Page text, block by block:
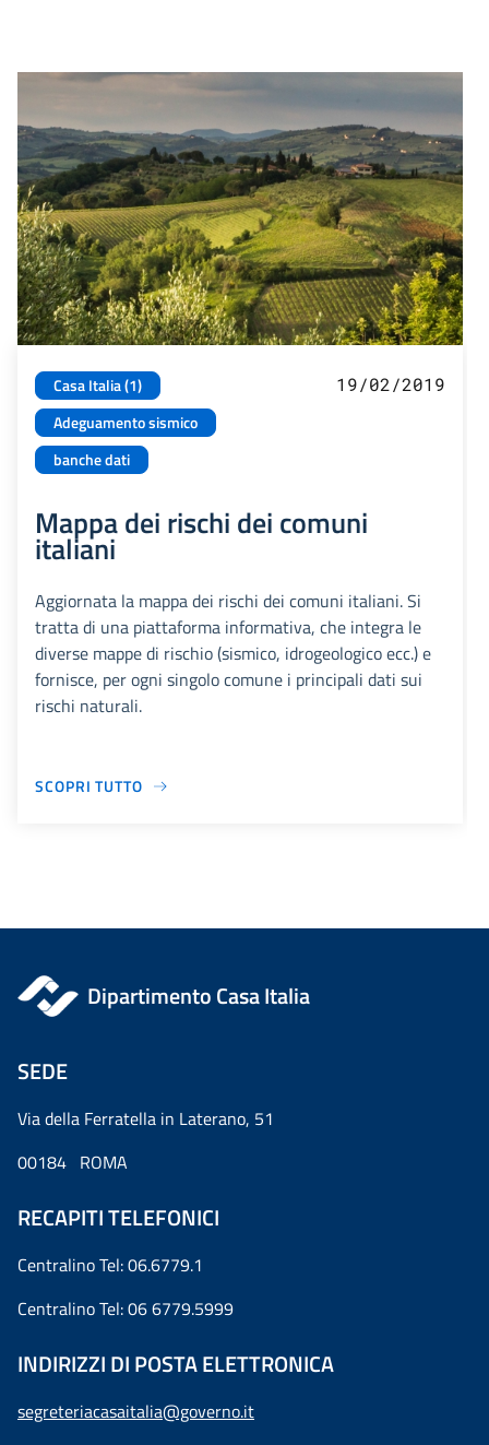
Casa Italia (1)
Adeguamento sismico
banche dati
19/02/2019
Mappa dei rischi dei comuni
italiani
Aggiornata la mappa dei rischi dei comuni italiani. Si
tratta di una piattaforma informativa, che integra le
diverse mappe di rischio (sismico, idrogeologico ecc.) e
fornisce, per ogni singolo comune i principali dati sui
rischi naturali.
SCOPRI TUTTO
Dipartimento Casa Italia
SEDE
Via della Ferratella in Laterano, 51
00184 ROMA
RECAPITI TELEFONICI
Centralino Tel: 06.6779.1
Centralino Tel: 06 6779.5999
INDIRIZZI DI POSTA ELETTRONICA
segreteriacasaitalia@governo.it